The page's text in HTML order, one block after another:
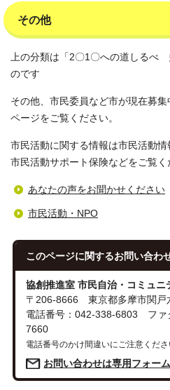
その他
上の分類は「2〇1〇への道しるべ
のです
その他、市民委員など市が現在募
ページをご覧ください。
市民活動に関する情報は市民活動情
市民活動サポート保険などをご覧く
あなたの声をお聞かせください
市民活動・NPO
このページに関するお問い合わ
協創推進室 市民自治・コミュニ
〒206-8666 東京都多摩市関戸
電話番号：042-338-6803 ファ
7660
電話番号のかけ間違いにご注意くだ
お問い合わせは専用フォー